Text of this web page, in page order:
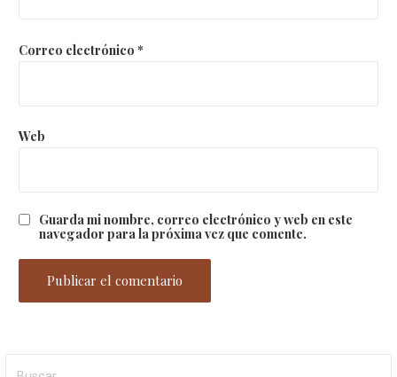
Correo electrónico *
Web
Guarda mi nombre, correo electrónico y web en este
navegador para la próxima vez que comente.